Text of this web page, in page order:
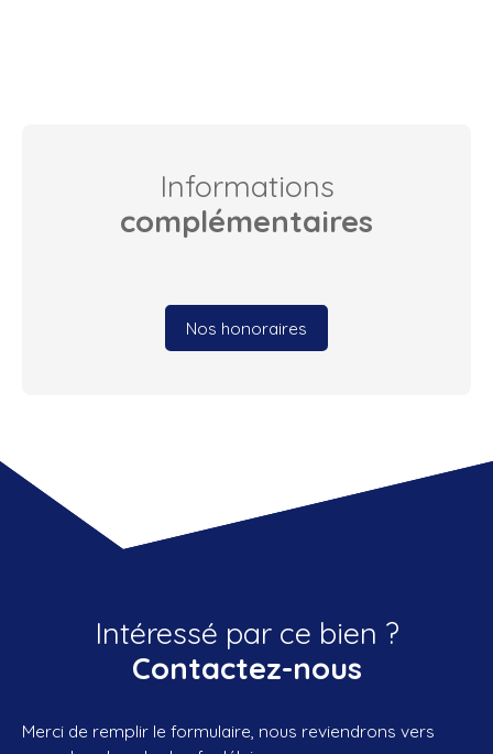
Informations
complémentaires
Nos honoraires
Intéressé par ce bien ?
Contactez-nous
Merci de remplir le formulaire, nous reviendrons vers